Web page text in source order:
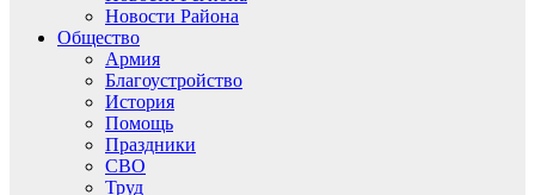
Новости Района
Общество
Армия
Благоустройство
История
Помощь
Праздники
СВО
Труд